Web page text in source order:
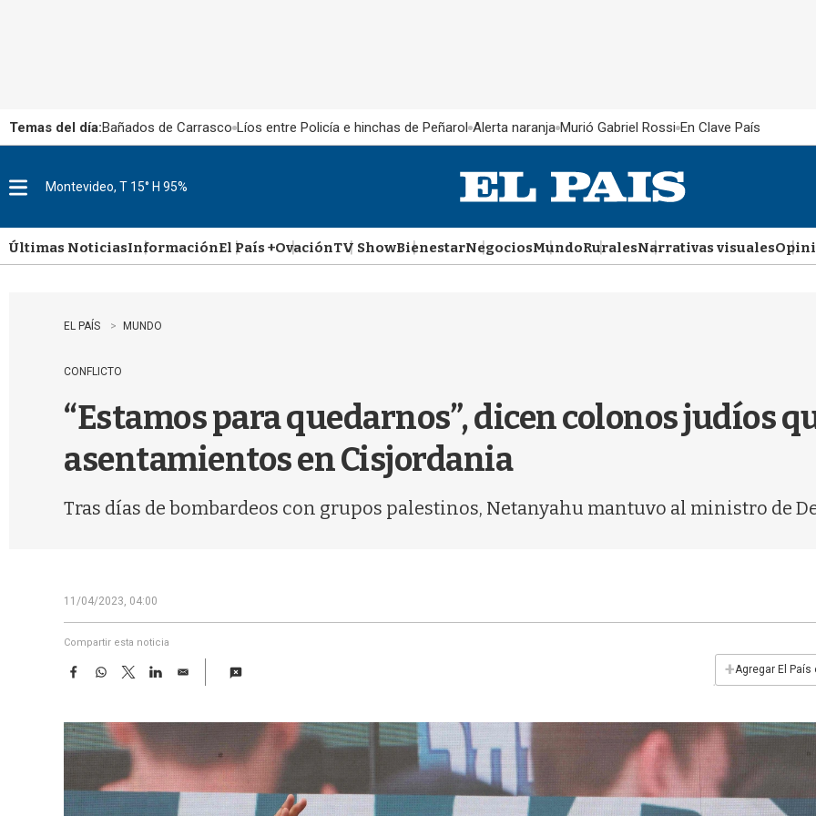
Temas del día:Bañados de Carrasco Líos entre Policía e hinchas de Peñarol Alerta naranja Murió Gabriel Rossi En Clave País
u
Montevideo, T 15° H 95%
Últimas NoticiasInformaciónEl País +OvaciónTV ShowBienestarNegociosMundoRuralesNarrativas visuales
EL PAÍS MUNDO
CONFLICTO
“Estamos para quedarnos”, dicen colonos judíos
asentamientos en Cisjordania
Tras días de bombardeos con grupos palestinos, Netanyahu mantuvo al ministro de
11/04/2023, 04:00
Compartir esta noticia
F
e
b
o
k
W
t
s
A
p
T
w
t
t
e
r
L
k
e
d
I
n
E
i
+Agregar El País